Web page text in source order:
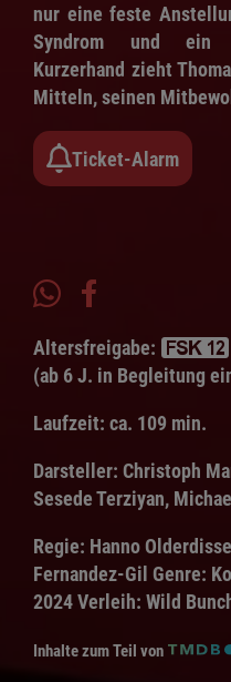
nur eine feste
Syndrom und ein
Kurzerhand zieht
Mitteln, seinen
Ticket-Alarm
Altersfreigabe:
(ab 6 J. in Begleitung
Laufzeit: ca. 109 min.
Darsteller: Christoph
Sesede Terziyan,
Regie: Hanno
Fernandez-Gil Genre:
2024Verleih: Wild
Inhalte zum Teil von